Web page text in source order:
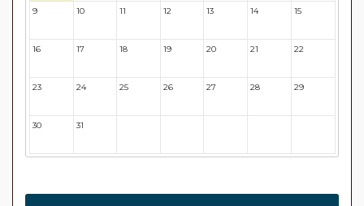
9 10 11 12 13 14 15
16 17 18 19 20 21 22
23 24 25 26 27 28 29
30 31